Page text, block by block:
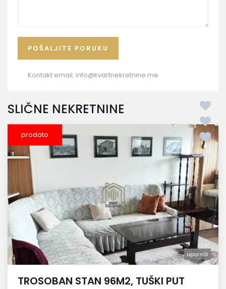
Kontakt email: info@kvartnekretnine.me
SLIČNE NEKRETNINE
prodato
uporedi
TROSOBAN STAN 96M2, TUŠKI PUT